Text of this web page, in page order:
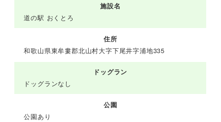
施設名
道の駅 おくとろ
住所
和歌山県東牟婁郡北山村大字下尾井字浦地335
ドッグラン
ドッグランなし
公園
公園あり